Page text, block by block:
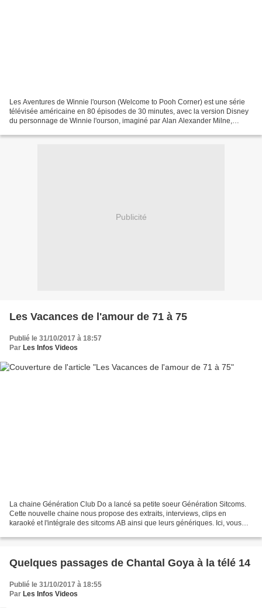
Les Aventures de Winnie l'ourson (Welcome to Pooh Corner) est une série
télévisée américaine en 80 épisodes de 30 minutes, avec la version Disney
du personnage de Winnie l'ourson, imaginé par Alan Alexander Milne,
Publicité
Les Vacances de l'amour de 71 à 75
Publié le 31/10/2017 à 18:57
Par Les Infos Videos
La chaine Génération Club Do a lancé sa petite soeur Génération Sitcoms.
Cette nouvelle chaine nous propose des extraits, interviews, clips en
karaoké et l'intégrale des sitcoms AB ainsi que leurs génériques. Ici, vous
Quelques passages de Chantal Goya à la télé 14
Publié le 31/10/2017 à 18:55
Par Les Infos Videos